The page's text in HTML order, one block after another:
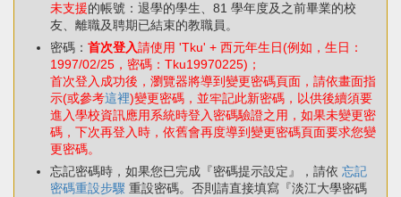
未支援的帳號：退學的學生、81 學年度及之前畢業的校
友、離職及聘期已結束的教職員。
密碼： 首次登入請使用 'Tku' + 西元年生日(例如，生日：
1997/02/25，密碼：Tku19970225)；
首次登入成功後，瀏覽器將導到變更密碼頁面，請依畫面指
示(或參考這裡)變更密碼，並牢記此新密碼，以供後續須要
進入學校資訊應用系統時登入密碼驗證之用，如果未變更密
碼，下次再登入時，依舊會再度導到變更密碼頁面要求您變
更密碼。
忘記密碼時，如果您已完成『密碼提示設定』，請依 忘記
密碼重設步驟 重設密碼。否則請直接填寫『淡江大學密碼